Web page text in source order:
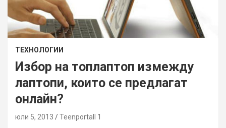
ТЕХНОЛОГИИ
Избор на топлаптоп измежду
лаптопи, които се предлагат
онлайн?
юли 5, 2013 Teenportall 1